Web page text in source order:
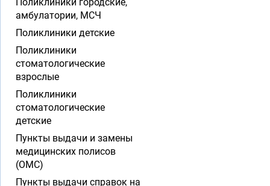
амбулатории, МСЧ
Поликлиники детские
Поликлиники
стоматологические
взрослые
Поликлиники
стоматологические
детские
Пункты выдачи и замены
медицинских полисов
(ОМС)
Пункты выдачи справок на